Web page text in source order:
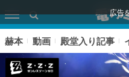
広告
赫本 動画 殿堂入り記事